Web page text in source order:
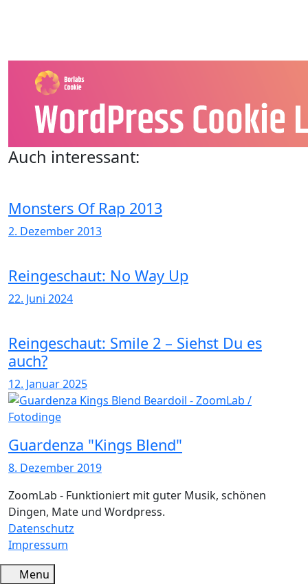
Auch interessant:
Monsters Of Rap 2013
2. Dezember 2013
Reingeschaut: No Way Up
22. Juni 2024
Reingeschaut: Smile 2 – Siehst Du es
auch?
12. Januar 2025
Guardenza "Kings Blend"
8. Dezember 2019
ZoomLab - Funktioniert mit guter Musik, schönen
Dingen, Mate und Wordpress.
Datenschutz
Impressum
Menu